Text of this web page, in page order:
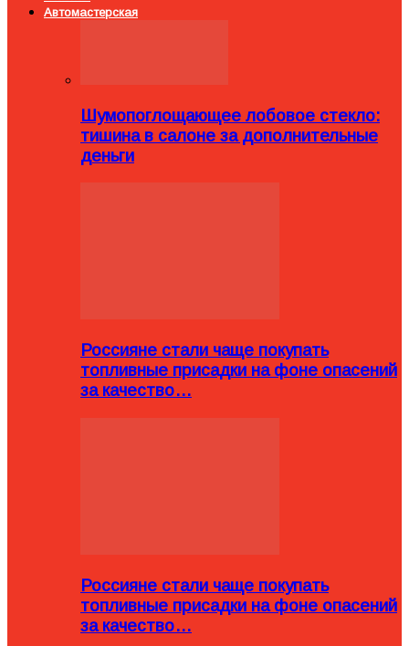
Автомастерская
Шумопоглощающее лобовое стекло:
тишина в салоне за дополнительные
деньги
Россияне стали чаще покупать
топливные присадки на фоне опасений
за качество…
Россияне стали чаще покупать
топливные присадки на фоне опасений
за качество…